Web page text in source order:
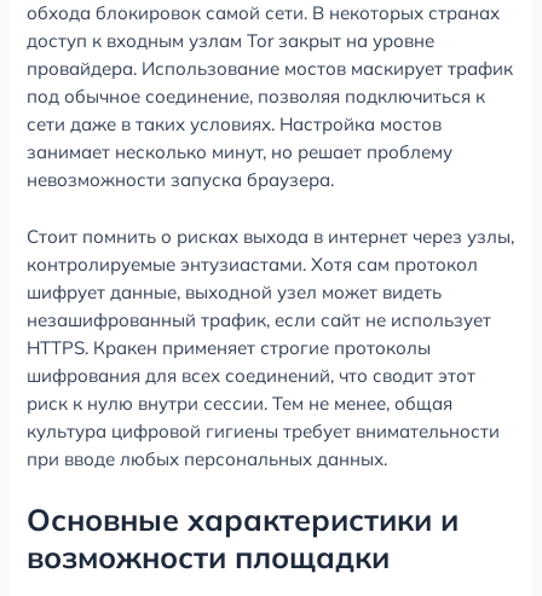
обхода блокировок самой сети. В некоторых странах
доступ к входным узлам Tor закрыт на уровне
провайдера. Использование мостов маскирует трафик
под обычное соединение, позволяя подключиться к
сети даже в таких условиях. Настройка мостов
занимает несколько минут, но решает проблему
невозможности запуска браузера.
Стоит помнить о рисках выхода в интернет через узлы,
контролируемые энтузиастами. Хотя сам протокол
шифрует данные, выходной узел может видеть
незашифрованный трафик, если сайт не использует
HTTPS. Кракен применяет строгие протоколы
шифрования для всех соединений, что сводит этот
риск к нулю внутри сессии. Тем не менее, общая
культура цифровой гигиены требует внимательности
при вводе любых персональных данных.
Основные характеристики и
возможности площадки